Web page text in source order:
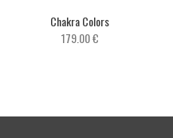
Chakra Colors
179.00 €